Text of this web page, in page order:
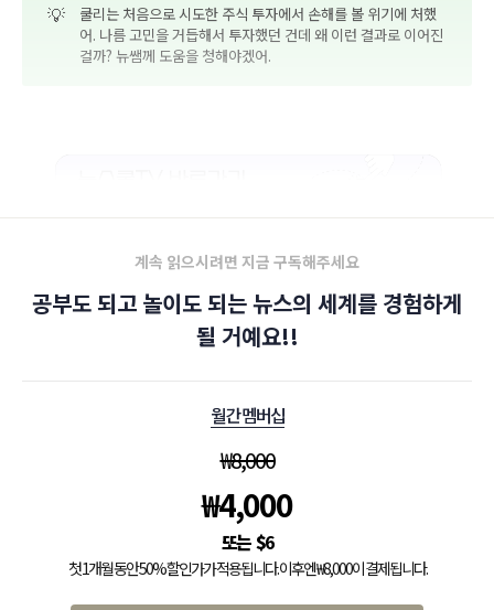
💡
쿨리는 처음으로 시도한 주식 투자에서 손해를 볼 위기에 처했
어. 나름 고민을 거듭해서 투자했던 건데 왜 이런 결과로 이어진
걸까? 뉴쌤께 도움을 청해야겠어.
계속 읽으시려면 지금 구독해주세요
공부도 되고 놀이도 되는 뉴스의 세계를 경험하게
될 거예요!!
월간 멤버십
₩8,000
₩4,000
$6
첫 1개월 동안 50% 할인가가 적용됩니다. 이후엔 ₩8,000이 결제됩니다.